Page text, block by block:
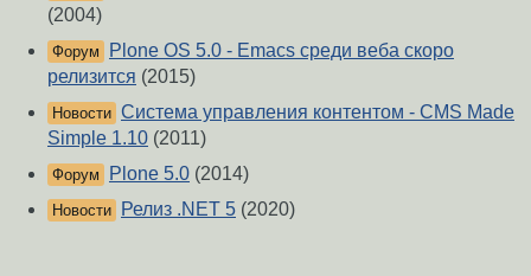
(2004)
Форум
Plone OS 5.0 - Emacs среди веба скоро
релизится (2015)
Новости Система управления контентом - CMS Made
Simple 1.10 (2011)
Форум Plone 5.0 (2014)
Новости Релиз .NET 5 (2020)